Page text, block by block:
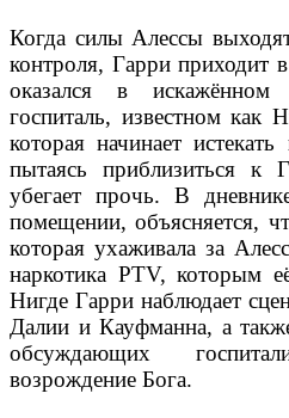
Когда силы Алессы
контроля, Гарри приходит
оказался в
госпиталь, известном как
которая начинает
пытаясь приблизиться
убегает прочь. В
помещении, объясняется,
которая ухаживала за
наркотика PTV, которым
Нигде Гарри наблюдает
Далии и Кауфманна, а
обсуждающих
возрождение Бога.